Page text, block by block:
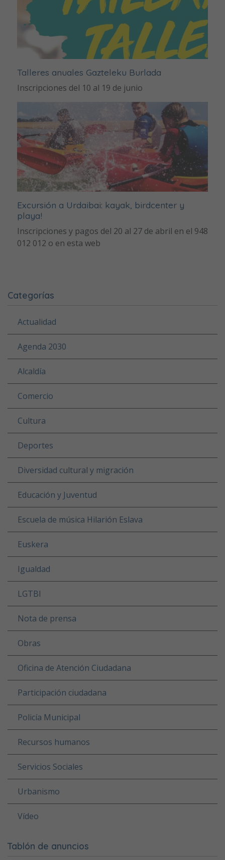
Talleres anuales Gazteleku Burlada
Inscripciones del 10 al 19 de junio
Excursión a Urdaibai: kayak, birdcenter y
playa!
Inscripciones y pagos del 20 al 27 de abril en el 948
012 012 o en esta web
Categorías
Actualidad
Agenda 2030
Alcaldía
Comercio
Cultura
Deportes
Diversidad cultural y migración
Educación y Juventud
Escuela de música Hilarión Eslava
Euskera
Igualdad
LGTBI
Nota de prensa
Obras
Oficina de Atención Ciudadana
Participación ciudadana
Policía Municipal
Recursos humanos
Servicios Sociales
Urbanismo
Vídeo
Tablón de anuncios